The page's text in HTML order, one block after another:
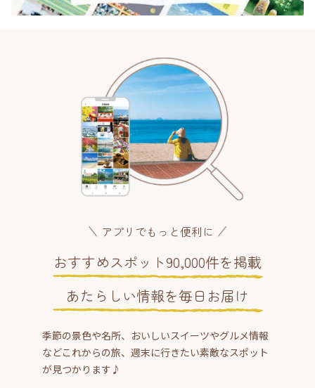
アプリでもっと便利に
おすすめスポット90,000件を掲載
あたらしい情報を毎日お届け
季節の景色や名所、おいしいスイーツやグルメ情報
などこれからの旅、週末に行きたい素敵なスポット
が見つかります♪